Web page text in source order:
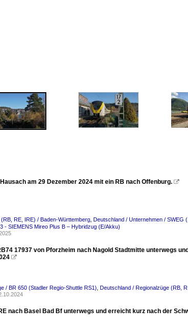
am 29 Dezember 2024 mit ein RB nach Offenburg. 
RE, IRE) / Baden-Württemberg Deutschland / Unternehmen / SWEG
- SIEMENS Mireo Plus B – Hybridzug (E/Akku)
17937 von Pforzheim nach Nagold Stadtmitte unterwegs

/ BR 650 (Stadler Regio-Shuttle RS1) Deutschland / Regionalzüge (RB,
nach Basel Bad Bf unterwegs und erreicht kurz nach der